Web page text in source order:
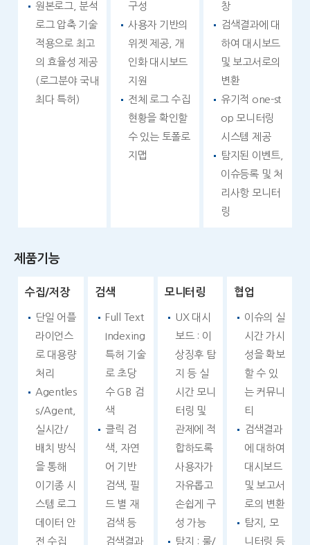
원본로그, 분석
로그 압축 기술
적용으로 최고
의 효율성 제공
(로그분야 국내
최다 특허)
구성
사용자 기반의
위젯 제공, 개
인화 대시보드
지원
전체 로그 수집
현황을 확인할
수 있는 토폴로
지맵
창
검색결과에 대
하여 대시보드
및 보고서로의
변환
유기적 one-st
op 모니터링
시스템 제공
탐지된 이벤트,
이슈등록 및 처
리사항 모니터
링
제품기능
수집/저장
단일 어플
라이언스
로 대용량
처리
Agentles
s/Agent,
실시간/
배치 방식
을 통해
이기종 시
스템 로그
데이터 안
전 수집
검색
Full Text
Indexing
특허 기술
로 초당
수 GB 검
색
클릭 검
색, 자연
어 기반
검색, 필
드 별 재
검색 등
검색결과
모니터링
UX 대시
보드 : 이
상징후 탐
지 등 실
시간 모니
터링 및
관제에 적
합하도록
사용자가
자유롭고
손쉽게 구
성 가능
탐지 : 룰/
협업
이슈의 실
시간 가시
성을 확보
할 수 있
는 커뮤니
티
검색결과
에 대하여
대시보드
및 보고서
로의 변환
탐지, 모
니터링 등